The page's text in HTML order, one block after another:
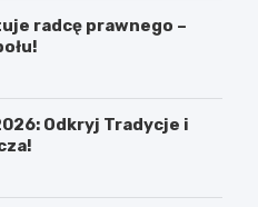
radcę prawnego –
Odkryj Tradycje i